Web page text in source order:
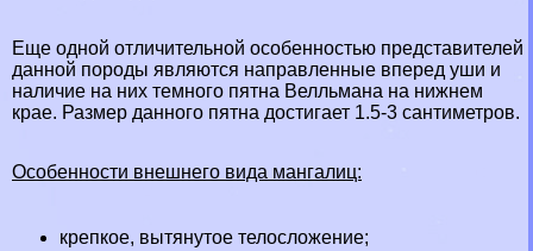
Еще одной отличительной особенностью представителей
данной породы являются направленные вперед уши и
наличие на них темного пятна Велльмана на нижнем
крае. Размер данного пятна достигает 1.5-3 сантиметров.
Особенности внешнего вида мангалиц:
крепкое, вытянутое телосложение;